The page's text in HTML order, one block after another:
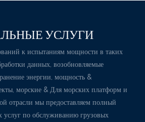
УСЛУГИ
к испытаниям мощности в таких
данных, возобновляемые
энергии, мощность &
морские & Для морских платформ и
отрасли мы предоставляем полный
услуг по обслуживанию грузовых